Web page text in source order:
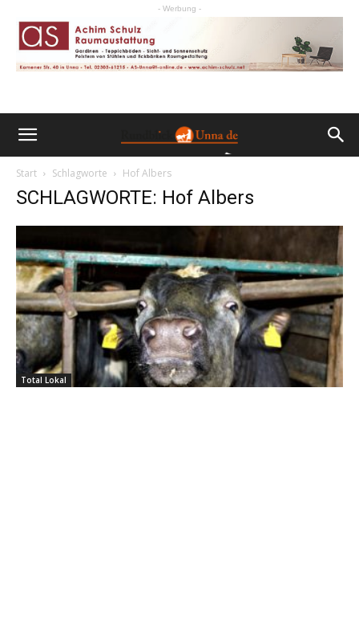
- Werbung -
Start Schlagworte Hof Albers
SCHLAGWORTE: Hof Albers
Total Lokal